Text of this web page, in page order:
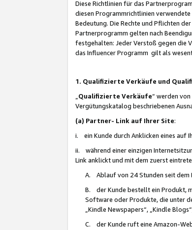
Diese Richtlinien für das
diesen Programmrichtlinien
Bedeutung. Die Rechte und Pflichten
Partnerprogramm gelten nach
festgehalten: Jeder Verstoß gegen die
das Influencer Programm gilt als
1. Qualifizierte Verkäufe und
Qualifizierte Verkäufe“ werden
Vergütungskatalog beschriebenen
(a) Partner- Link auf Ihrer Site:
i. ein Kunde durch Anklicken eines auf
ii. während einer einzigen
Link anklickt und mit dem zuerst
A. Ablauf von 24 Stunden seit dem
B. der Kunde bestellt ein Produkt,
Software oder Produkte, die unter
„Kindle Newspapers“, „Kindle
C. der Kunde ruft eine Amazon-